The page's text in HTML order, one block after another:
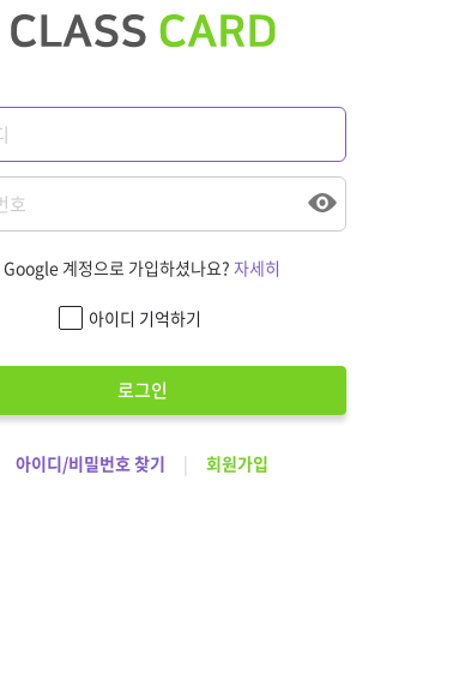
Google 계정으로 가입하셨나요?자세히
아이디 기억하기
로그인
아이디/비밀번호 찾기 | 회원가입